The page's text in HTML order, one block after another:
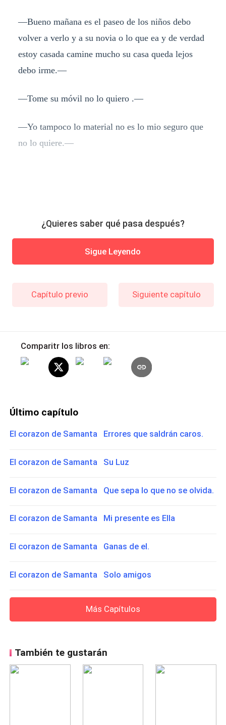
—Bueno mañana es el paseo de los niños debo
volver a verlo y a su novia o lo que ea y de verdad
estoy casada camine mucho su casa queda lejos
debo irme.—
—Tome su móvil no lo quiero .—
—Yo tampoco lo material no es lo mio seguro que
no lo quiere.—
¿Quieres saber qué pasa después?
Sigue Leyendo
Capítulo previo Siguiente capítulo
Comparitr los libros en:
Último capítulo
El corazon de Samanta Errores que saldrán caros.
El corazon de Samanta Su Luz
El corazon de Samanta Que sepa lo que no se olvida.
El corazon de Samanta Mi presente es Ella
El corazon de Samanta Ganas de el.
El corazon de Samanta Solo amigos
Más Capítulos
También te gustarán